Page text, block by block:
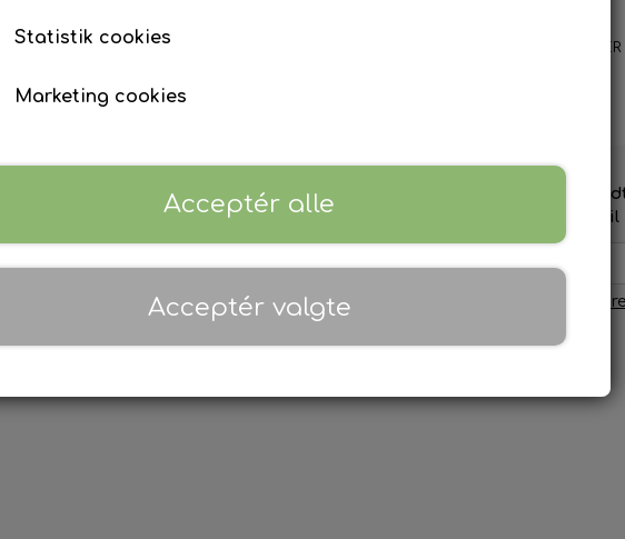
ORIGINALE MALERIER
Sociale medier
mail
Statistik cookies
Marketing cookies
Acceptér alle
Acceptér valgte